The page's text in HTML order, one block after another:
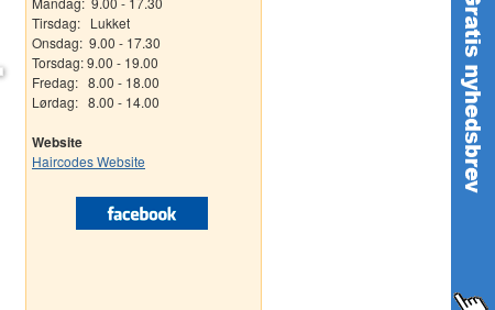
Tirsdag: Lukket
Onsdag: 9.00 - 17.30
Torsdag: 9.00 - 19.00
Fredag: 8.00 - 18.00
Lørdag: 8.00 - 14.00
Website
Haircodes Website